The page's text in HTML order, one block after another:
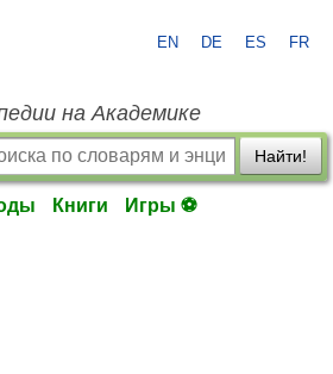
EN DE ES FR
на Академике
Найти!
Книги Игры ⚽